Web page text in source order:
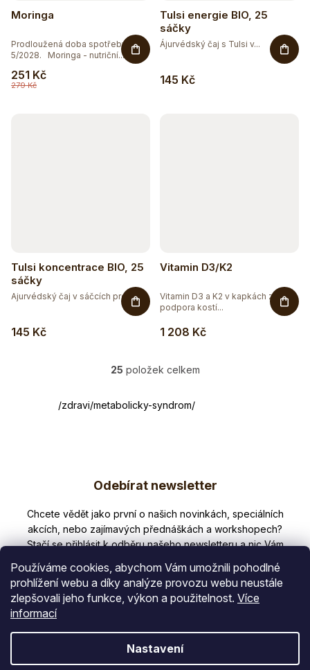
Používáme cookies, abychom Vám umožnili pohodlné
prohlížení webu a díky analýze provozu webu neustále
zlepšovali jeho funkce, výkon a použitelnost. Více
informací
Nastavení
Moringa
279 Kč
251 Kč
Prodloužená doba spotřeby
5/2028. Moringa - nutriční...
Tulsi energie BIO, 25
sáčky
145 Kč
Ájurvédský čaj s Tulsi v...
Tulsi koncentrace BIO, 25
sáčky
145 Kč
Ajurvédský čaj v sáčcích pro...
Vitamin D3/K2
1 208 Kč
Vitamin D3 a K2 v kapkách z řas -
podpora kostí...
O
l
í
r
v
k
v
ý
p
s
u
25 položek celkem
/zdravi/metabolicky-syndrom/
a
Odebírat newsletter
Nezmeškejte žádné novinky či slevy!
E-mail
Vložením e-mailu souhlasíte s